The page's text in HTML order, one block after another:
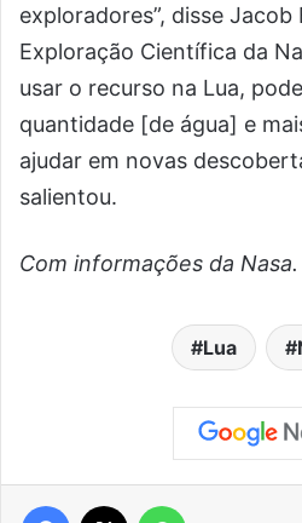
exploradores”, disse
Exploração Científica da
usar o recurso na Lua,
quantidade [de água] e
ajudar em novas
salientou.
Com informações da Nasa.
Lua
Facebook